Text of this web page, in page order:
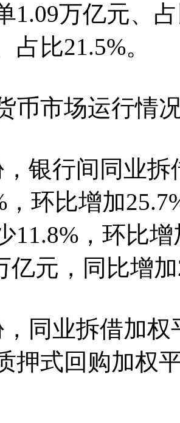
1.09万亿元、
占比21.5%。
币市场运行情
，银行间同业
，环比增加
11.8%，环比
亿元，同比增
同业拆借加
押式回购加权